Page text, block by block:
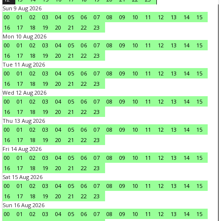
Sun 9 Aug 2026
00
01 02 03 04 05 06 07 08 09 10 11 12 13 14
15
16
17 18 19 20 21 22
23
Mon 10 Aug 2026
00
01 02 03 04 05 06 07 08 09 10 11 12 13 14
15
16
17 18 19 20 21 22
23
Tue 11 Aug 2026
00
01 02 03 04 05 06 07 08 09 10 11 12 13 14
15
16
17 18 19 20 21 22
23
Wed 12 Aug 2026
00
01 02 03 04 05 06 07 08 09 10 11 12 13 14
15
16
17 18 19 20 21 22
23
Thu 13 Aug 2026
00
01 02 03 04 05 06 07 08 09 10 11 12 13 14
15
16
17 18 19 20 21 22
23
Fri 14 Aug 2026
00
01 02 03 04 05 06 07 08 09 10 11 12 13 14
15
16
17 18 19 20 21 22
23
Sat 15 Aug 2026
00
01 02 03 04 05 06 07 08 09 10 11 12 13 14
15
16
17 18 19 20 21 22
23
Sun 16 Aug 2026
00
01 02 03 04 05 06 07 08 09 10 11 12 13 14
15